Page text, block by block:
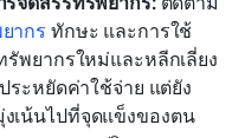
ากร ทักษะ และการใช้
พยากรใหม่และหลีกเลี่ยง
ระหยัดค่าใช้จ่าย แต่ยัง
เน้นไปที่จุดแข็งของตน